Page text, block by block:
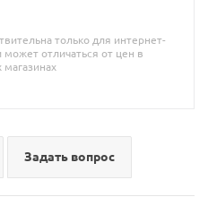
только для интернет-
может отличаться от цен в
Задать вопрос